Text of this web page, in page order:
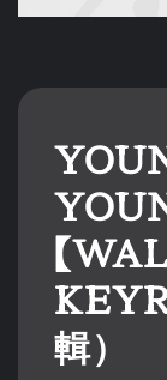
【
輯）